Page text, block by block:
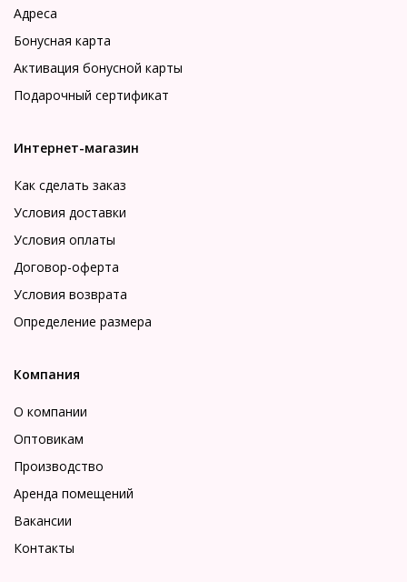
Адреса
Бонусная карта
Активация бонусной карты
Подарочный сертификат
Интернет-магазин
Как сделать заказ
Условия доставки
Условия оплаты
Договор-оферта
Условия возврата
Определение размера
Компания
О компании
Оптовикам
Производство
Аренда помещений
Вакансии
Контакты